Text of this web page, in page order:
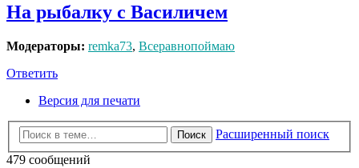
На рыбалку с Василичем
Модераторы: remka73, Всеравнопоймаю
Ответить
Версия для печати
Поиск
Расширенный поиск
479 сообщений